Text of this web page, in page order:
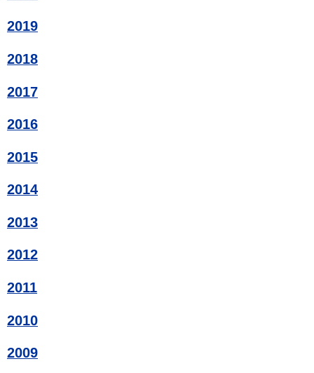
2019
2018
2017
2016
2015
2014
2013
2012
2011
2010
2009